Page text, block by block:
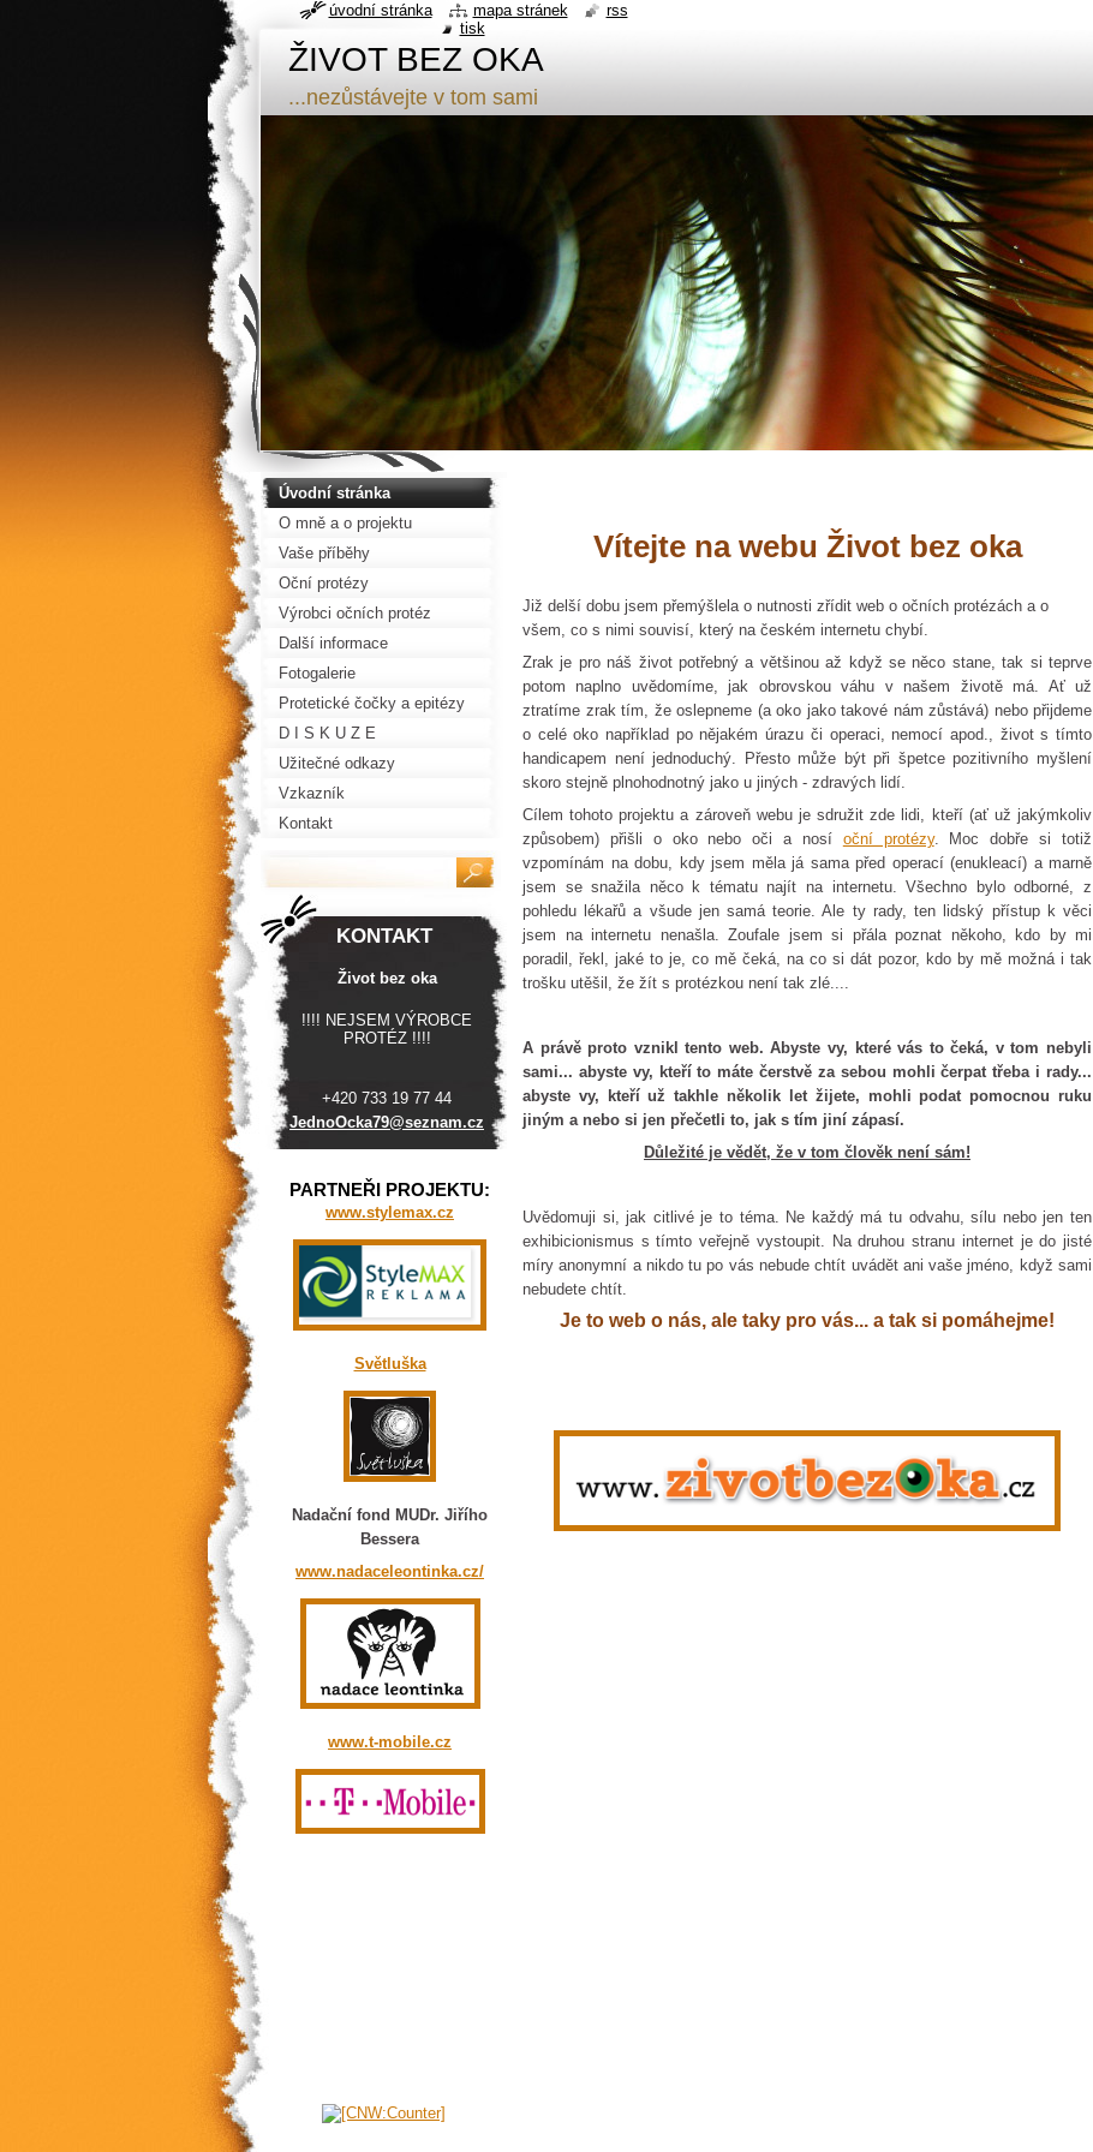
ŽIVOT BEZ OKA
...nezůstávejte v tom sami
Vítejte na webu Život bez oka
Již delší dobu jsem přemýšlela o nutnosti zřídit web o očních protézách a o
všem, co s nimi souvisí, který na českém internetu chybí.
Zrak je pro náš život potřebný a většinou až když se něco stane, tak si teprve
potom naplno uvědomíme, jak obrovskou váhu v našem životě má. Ať už
ztratíme zrak tím, že oslepneme (a oko jako takové nám zůstává) nebo přijdeme
o celé oko například po nějakém úrazu či operaci, nemocí apod., život s tímto
handicapem není jednoduchý. Přesto může být při špetce pozitivního myšlení
skoro stejně plnohodnotný jako u jiných - zdravých lidí.
Cílem tohoto projektu a zároveň webu je sdružit zde lidi, kteří (ať už jakýmkoliv
způsobem) přišli o oko nebo oči a nosí oční protézy. Moc dobře si totiž
vzpomínám na dobu, kdy jsem měla já sama před operací (enukleací) a marně
jsem se snažila něco k tématu najít na internetu. Všechno bylo odborné, z
pohledu lékařů a všude jen samá teorie. Ale ty rady, ten lidský přístup k věci
jsem na internetu nenašla. Zoufale jsem si přála poznat někoho, kdo by mi
poradil, řekl, jaké to je, co mě čeká, na co si dát pozor, kdo by mě možná i tak
trošku utěšil, že žít s protézkou není tak zlé....
A právě proto vznikl tento web. Abyste vy, které vás to čeká, v tom nebyli
sami... abyste vy, kteří to máte čerstvě za sebou mohli čerpat třeba i rady...
abyste vy, kteří už takhle několik let žijete, mohli podat pomocnou ruku
jiným a nebo si jen přečetli to, jak s tím jiní zápasí.
Důležité je vědět, že v tom člověk není sám!
Uvědomuji si, jak citlivé je to téma. Ne každý má tu odvahu, sílu nebo jen ten
exhibicionismus s tímto veřejně vystoupit. Na druhou stranu internet je do jisté
míry anonymní a nikdo tu po vás nebude chtít uvádět ani vaše jméno, když sami
nebudete chtít.
Je to web o nás, ale taky pro vás... a tak si pomáhejme!
Úvodní stránka
O mně a o projektu
Vaše příběhy
Oční protézy
Výrobci očních protéz
Další informace
Fotogalerie
Protetické čočky a epitézy
D I S K U Z E
Užitečné odkazy
Vzkazník
Kontakt
KONTAKT
Život bez oka
!!!! NEJSEM VÝROBCE
PROTÉZ !!!!
+420 733 19 77 44
JednoOcka79@seznam.cz
PARTNEŘI PROJEKTU:
www.stylemax.cz
Světluška
Nadační fond MUDr. Jiřího
Bessera
www.nadaceleontinka.cz/
www.t-mobile.cz
úvodní stránka mapa stránek
rss
tisk